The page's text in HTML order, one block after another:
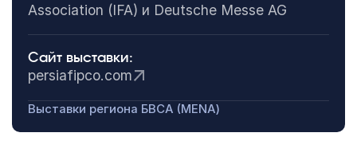
Association (IFA) и Deutsche Messe AG
Сайт выставки:
persiafipco.com
Выставки региона БВСА (MENA)